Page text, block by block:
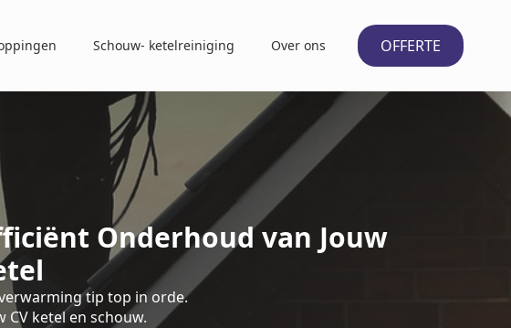
Schouw- ketelreiniging Over ons OFFERTE
Onderhoud van Jouw
tip top in orde.
ketel en schouw.